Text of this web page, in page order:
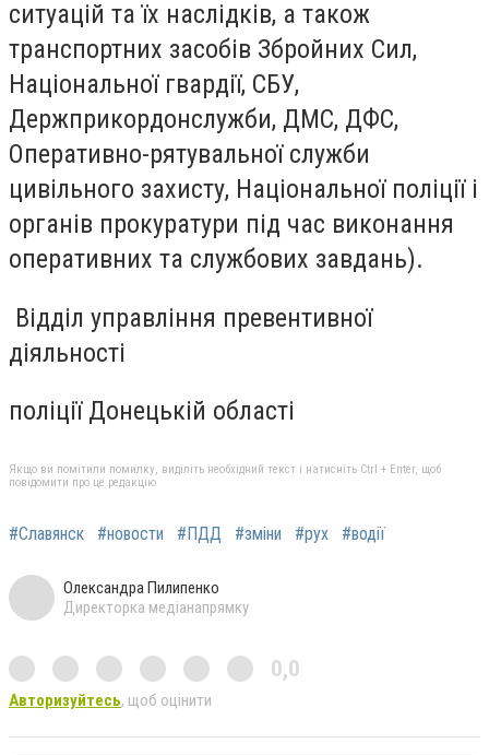
ситуацій та їх наслідків, а також
транспортних засобів Збройних Сил,
Національної гвардії, СБУ,
Держприкордонслужби, ДМС, ДФС,
Оперативно-рятувальної служби
цивільного захисту, Національної поліції і
органів прокуратури під час виконання
оперативних та службових завдань).
Відділ управління превентивної
діяльності
поліції Донецькій області
Якщо ви помітили помилку, виділіть необхідний текст і натисніть Ctrl + Enter, щоб
повідомити про це редакцію
#Славянск #новости #ПДД #зміни #рух #водії
Олександра Пилипенко
Директорка медіанапрямку
0,0
Авторизуйтесь, щоб оцінити